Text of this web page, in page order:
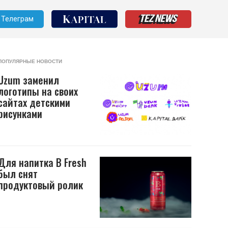
Телеграм
НОВОСТИ
заменил
на своих
детскими
напитка B Fresh
снят
ролик